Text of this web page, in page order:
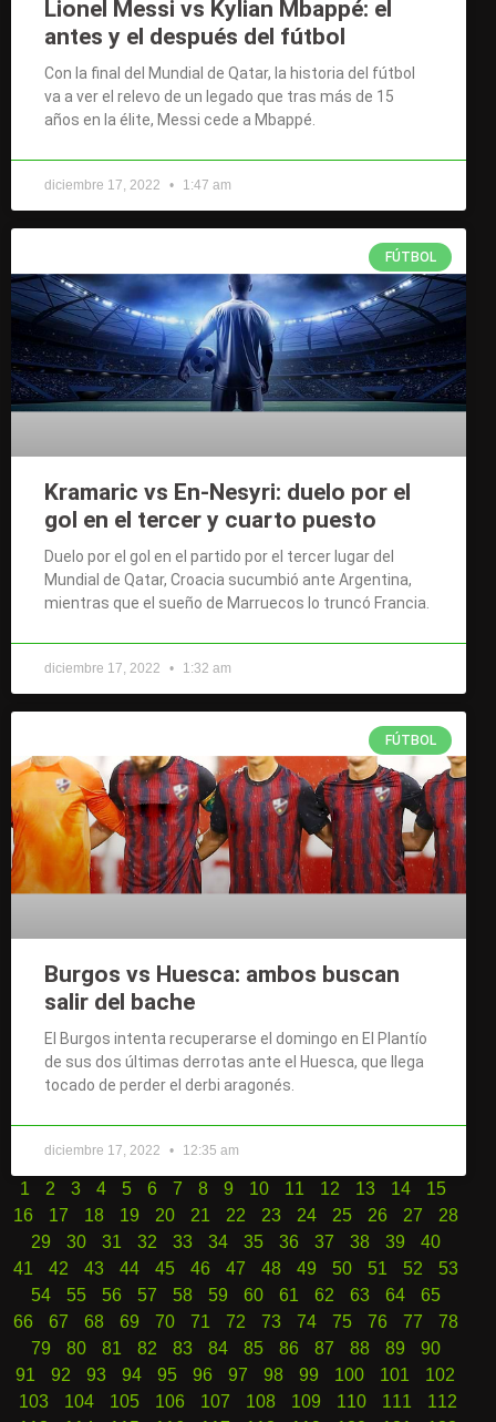
Lionel Messi vs Kylian Mbappé: el
antes y el después del fútbol
Con la final del Mundial de Qatar, la historia del fútbol
va a ver el relevo de un legado que tras más de 15
años en la élite, Messi cede a Mbappé.
diciembre 17, 2022 1:47 am
FÚTBOL
Kramaric vs En-Nesyri: duelo por el
gol en el tercer y cuarto puesto
Duelo por el gol en el partido por el tercer lugar del
Mundial de Qatar, Croacia sucumbió ante Argentina,
mientras que el sueño de Marruecos lo truncó Francia.
diciembre 17, 2022 1:32 am
FÚTBOL
Burgos vs Huesca: ambos buscan
salir del bache
El Burgos intenta recuperarse el domingo en El Plantío
de sus dos últimas derrotas ante el Huesca, que llega
tocado de perder el derbi aragonés.
diciembre 17, 2022 12:35 am
1 2 3 4 5 6 7 8 9 10 11 12 13 14
15
16
17 18 19 20 21 22 23 24 25 26 27
28
29
30 31 32 33 34 35 36 37 38 39
40
41
42 43 44 45 46 47 48 49 50 51 52
53
54
55 56 57 58 59 60 61 62 63 64
65
66
67 68 69 70 71 72 73 74 75 76 77
78
79
80 81 82 83 84 85 86 87 88 89
90
91
92 93 94 95 96 97 98 99 100 101
102
103
104 105 106 107 108 109 110 111
112